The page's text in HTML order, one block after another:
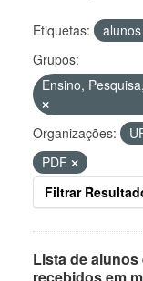
Etiquetas: alunos
Grupos:
Ensino,
Organizações:
PDF
Filtrar
Lista de